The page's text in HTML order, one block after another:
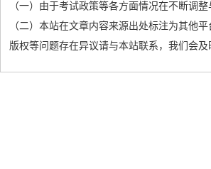
（一）由于考试政策等各方面情况在不断调
（二）本站在文章内容来源出处标注为其他
版权等问题存在异议请与本站联系，我们会及